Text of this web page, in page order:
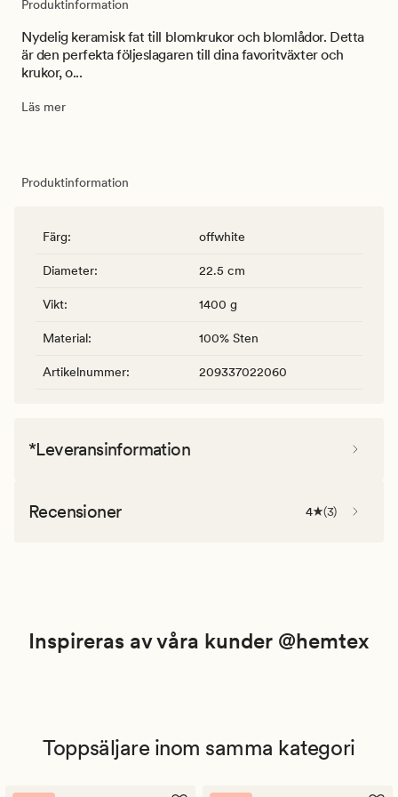
Produktinformation
Nydelig keramisk fat till blomkrukor och blomlådor. Detta
är den perfekta följeslagaren till dina favoritväxter och
krukor, o...
Läs mer
Produktinformation
Färg: offwhite
Diameter: 22.5 cm
Vikt: 1400 g
Material: 100% Sten
Artikelnummer: 209337022060
*Leveransinformation
Recensioner 4 (3)
Inspireras av våra kunder @hemtex
Toppsäljare inom samma kategori